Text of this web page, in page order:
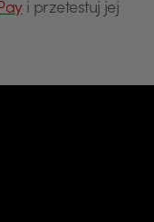
i przetestuj jej